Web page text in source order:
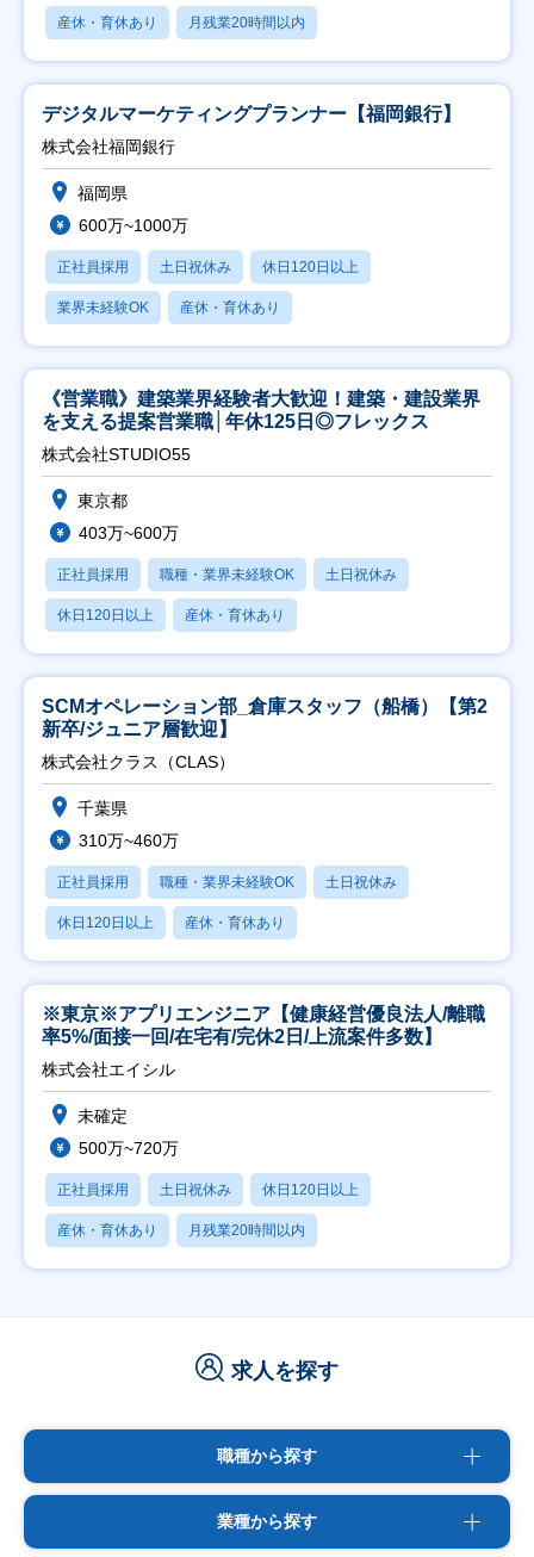
産休・育休あり 月残業20時間以内
デジタルマーケティングプランナー【福岡銀行】
株式会社福岡銀行
福岡県
600万~1000万
正社員採用 土日祝休み 休日120日以上
業界未経験OK 産休・育休あり
《営業職》建築業界経験者大歓迎！建築・建設業界
を支える提案営業職│年休125日◎フレックス
株式会社STUDIO55
東京都
403万~600万
正社員採用 職種・業界未経験OK 土日祝休み
休日120日以上 産休・育休あり
SCMオペレーション部_倉庫スタッフ（船橋）【第2
新卒/ジュニア層歓迎】
株式会社クラス（CLAS）
千葉県
310万~460万
正社員採用 職種・業界未経験OK 土日祝休み
休日120日以上 産休・育休あり
※東京※アプリエンジニア【健康経営優良法人/離職
率5%/面接一回/在宅有/完休2日/上流案件多数】
株式会社エイシル
未確定
500万~720万
正社員採用 土日祝休み 休日120日以上
産休・育休あり 月残業20時間以内
求人を探す
職種から探す
業種から探す